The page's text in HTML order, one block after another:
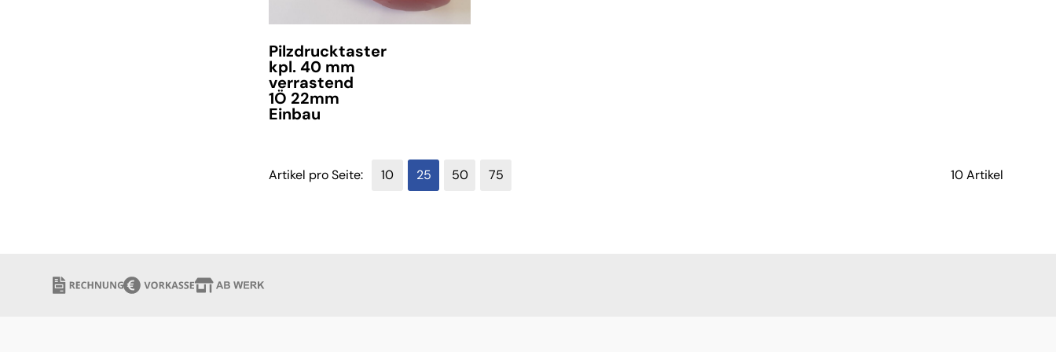
Pilzdrucktaster
kpl. 40 mm
verrastend
1Ö 22mm
Einbau
10 Artikel
Artikel pro Seite: 10 25 50 75